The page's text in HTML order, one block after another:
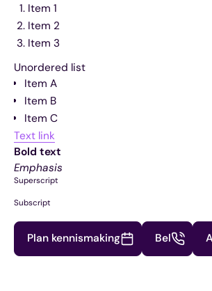
Item 1
Item 2
Item 3
Unordered list
Item A
Item B
Item C
Text link
Bold text
Emphasis
Superscript
Subscript
Plan kennismaking Bel